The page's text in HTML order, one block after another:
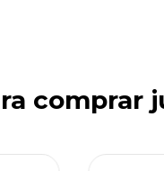
comprar